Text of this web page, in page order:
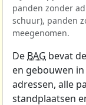
panden zonder
schuur), panden
meegenomen.
De BAG bevat
en gebouwen
adressen, alle
standplaatsen